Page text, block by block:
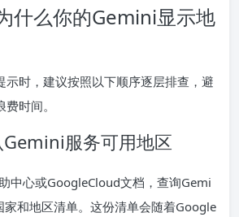
什么你的Gemini显示地
示时，建议按照以下顺序逐层排查，避
时间。
服务可用地区
中心或GoogleCloud文档，查询Gemi
家和地区清单。这份清单会随着Google